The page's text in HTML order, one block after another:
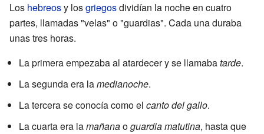
Los hebreosy losgriegosdividían la noche en cuatro
partes, llamadas "velas" o "guardias". Cada una duraba
unas tres horas.
La primera empezaba al atardecer y se llamabatarde.
La segunda era lamedianoche.
La tercera se conocía como el canto del gallo.
La cuarta era lamañanaoguardia matutina, hasta que